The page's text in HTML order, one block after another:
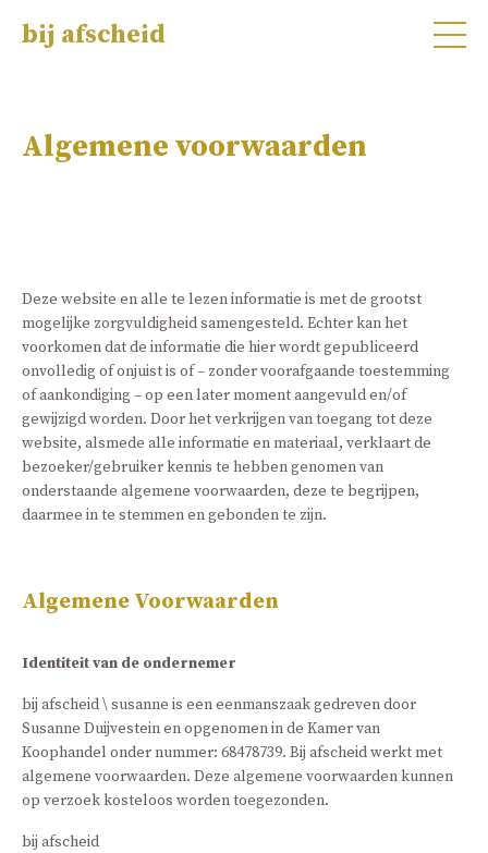
bij afscheid
Algemene voorwaarden
Deze website en alle te lezen informatie is met de grootst
mogelijke zorgvuldigheid samengesteld. Echter kan het
voorkomen dat de informatie die hier wordt gepubliceerd
onvolledig of onjuist is of – zonder voorafgaande toestemming
of aankondiging – op een later moment aangevuld en/of
gewijzigd worden. Door het verkrijgen van toegang tot deze
website, alsmede alle informatie en materiaal, verklaart de
bezoeker/gebruiker kennis te hebben genomen van
onderstaande algemene voorwaarden, deze te begrijpen,
daarmee in te stemmen en gebonden te zijn.
Algemene Voorwaarden
Identiteit van de ondernemer
bij afscheid \ susanne is een eenmanszaak gedreven door
Susanne Duijvestein en opgenomen in de Kamer van
Koophandel onder nummer: 68478739. Bij afscheid werkt met
algemene voorwaarden. Deze algemene voorwaarden kunnen
op verzoek kosteloos worden toegezonden.
bij afscheid